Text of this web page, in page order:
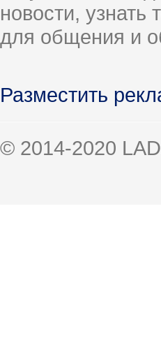
новости, узнать
для общения и
Разместить
© 2014-2020